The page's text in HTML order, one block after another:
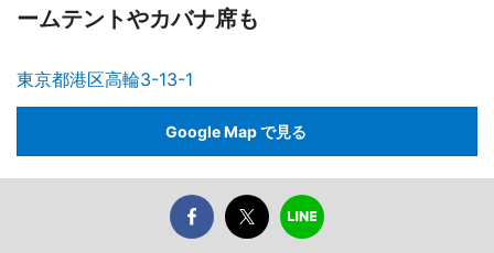
ームテントやカバナ席も
東京都港区高輪3-13-1
Google Map で見る